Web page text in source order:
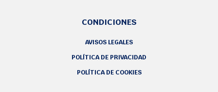
CONDICIONES
AVISOS LEGALES
POLÍTICA DE PRIVACIDAD
POLÍTICA DE COOKIES